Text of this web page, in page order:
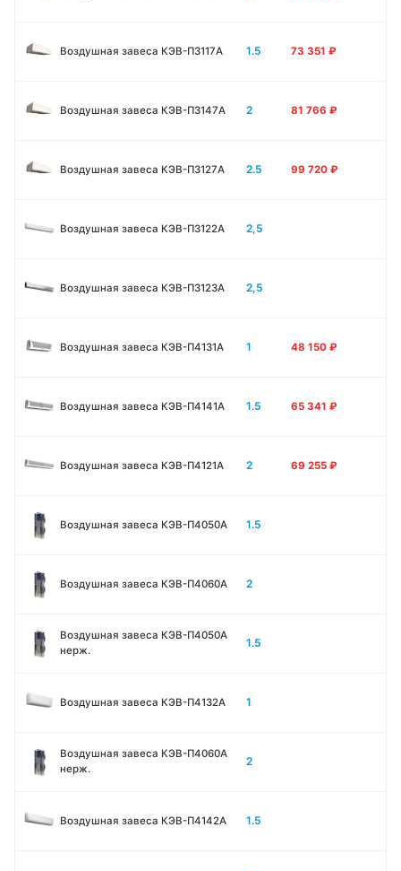
Воздушная завеса КЭВ-П3117A 1.5 73 351 ₽
Воздушная завеса КЭВ-П3147A 2 81 766 ₽
Воздушная завеса КЭВ-П3127A 2.5 99 720 ₽
Воздушная завеса КЭВ-П3122A 2,5
Воздушная завеса КЭВ-П3123A 2,5
Воздушная завеса КЭВ-П4131A 1 48 150 ₽
Воздушная завеса КЭВ-П4141A 1.5 65 341 ₽
Воздушная завеса КЭВ-П4121A 2 69 255 ₽
Воздушная завеса КЭВ-П4050A 1.5
Воздушная завеса КЭВ-П4060A 2
Воздушная завеса КЭВ-П4050A
нерж.
1.5
Воздушная завеса КЭВ-П4132A 1
Воздушная завеса КЭВ-П4060A
нерж.
2
Воздушная завеса КЭВ-П4142A 1.5